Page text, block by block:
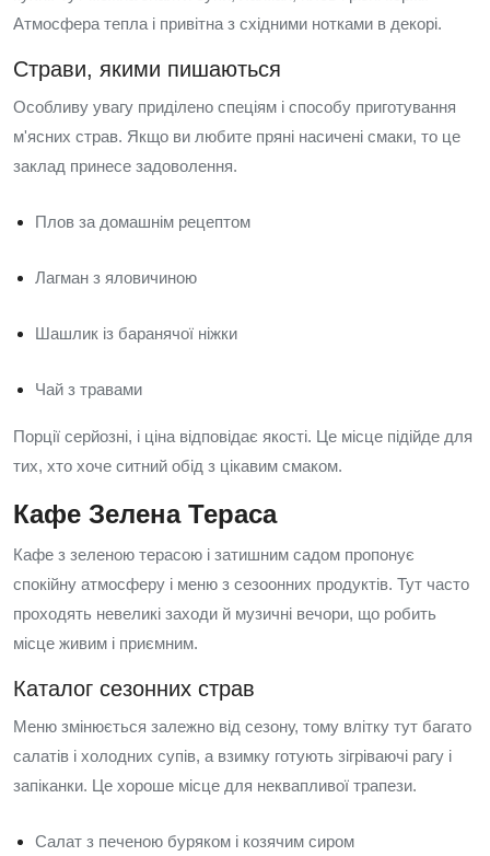
Атмосфера тепла і привітна з східними нотками в декорі.
Страви, якими пишаються
Особливу увагу приділено спеціям і способу приготування
м'ясних страв. Якщо ви любите пряні насичені смаки, то це
заклад принесе задоволення.
Плов за домашнім рецептом
Лагман з яловичиною
Шашлик із баранячої ніжки
Чай з травами
Порції серйозні, і ціна відповідає якості. Це місце підійде для
тих, хто хоче ситний обід з цікавим смаком.
Кафе Зелена Тераса
Кафе з зеленою терасою і затишним садом пропонує
спокійну атмосферу і меню з сезоонних продуктів. Тут часто
проходять невеликі заходи й музичні вечори, що робить
місце живим і приємним.
Каталог сезонних страв
Меню змінюється залежно від сезону, тому влітку тут багато
салатів і холодних супів, а взимку готують зігріваючі рагу і
запіканки. Це хороше місце для неквапливої трапези.
Салат з печеною буряком і козячим сиром